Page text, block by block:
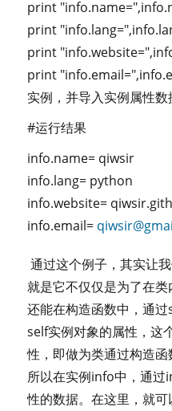
print
print
print
print
实例，并导入实例属性数
#运行结果
info.name= qiwsir
info.lang= python
info.website=
info.email=
通过这个例子，其实让
就是它不仅仅是为了在类
还能在构造函数中，通
self实例对象的属性，这
性，即做为类通过构造函
所以在实例info中，通
性的数据。在这里，就